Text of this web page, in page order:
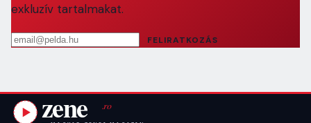
exkluzív tartalmakat.
Email cím
FELIRATKOZÁS